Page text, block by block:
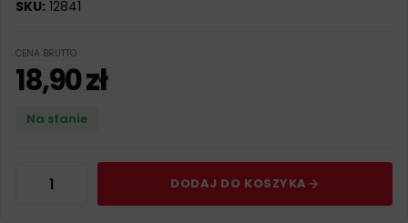
SKU: 12841
CENA BRUTTO
18,90zł
Na stanie
DODAJ DO KOSZYKA